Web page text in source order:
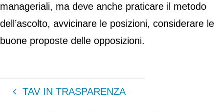
manageriali, ma deve anche praticare il metodo
dell’ascolto, avvicinare le posizioni, considerare le
buone proposte delle opposizioni.
TAV IN TRASPARENZA